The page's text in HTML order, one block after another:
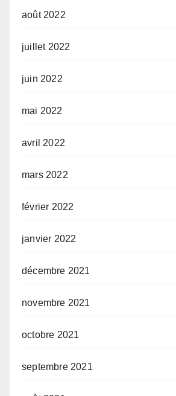
août 2022
juillet 2022
juin 2022
mai 2022
avril 2022
mars 2022
février 2022
janvier 2022
décembre 2021
novembre 2021
octobre 2021
septembre 2021